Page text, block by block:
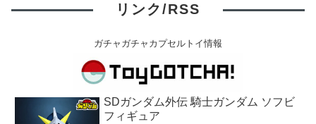
リンク/RSS
ガチャガチャカプセルトイ情報
SDガンダム外伝 騎士ガンダム ソフビ
フィギュア